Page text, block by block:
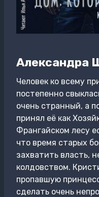
Александра
Человек ко всему
постепенно
очень странный, а
принял её как
Франгайском лесу
что время старых
захватить власть,
колдовством.
пропавшую
сделать очень